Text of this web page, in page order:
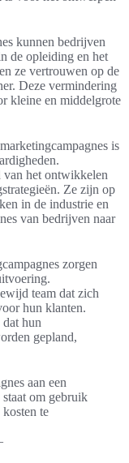
kunnen bedrijven
de opleiding en het
ze vertrouwen op de
Deze vermindering
kleine en middelgrote
is
van het ontwikkelen
Ze zijn op
in de industrie en
van bedrijven naar
zorgen
team dat zich
hun klanten.
hun
gepland,
aan een
om gebruik
te